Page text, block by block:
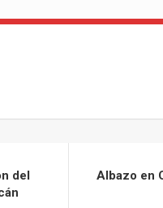
del
Albazo en